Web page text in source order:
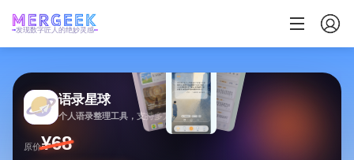
发现数字匠人的绝妙灵感
语录星球
个人语录整理工具，支持多方式添加及灵活推送
原价¥68